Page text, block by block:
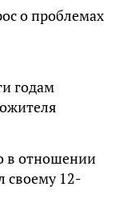
о проблемах
годам
в отношении
своему 12-